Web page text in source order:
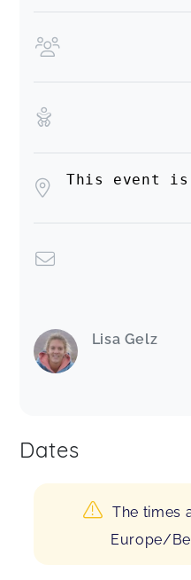
This event
Lisa Gelz
Dates
The times
Europe/